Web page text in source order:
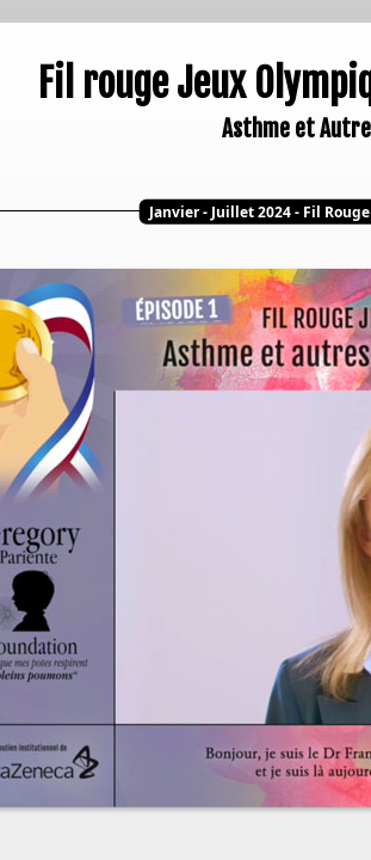
Fil rouge Jeux
Asthme et
Janvier - Juillet 2024 - Fil